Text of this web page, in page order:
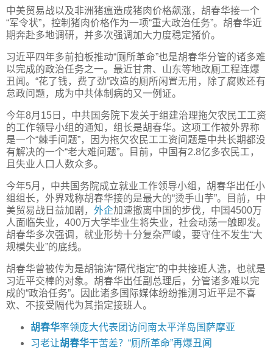
中美贸易战以及非洲猪瘟造成猪肉价格飙涨，胡春华接一个
“军令状”，控制猪肉价格作为一项“重大政治任务”。胡春华近
期奔赴多地调研，并多次强调加大力度稳定猪价。
习近平四年多前拍板推动“厕所革命”也是胡春华分管的诸多难
以完成的政治任务之一。最近甘肃、山东等地改厕工程连爆
丑闻。“花了钱，费了劲”改造的厕所闲置无用，除了腐败还有
怠政问题，成为中共体制病的又一例证。
今年8月15日，中共国务院下发关于组建治理拖欠农民工工资
的工作领导小组的通知，组长是胡春华。这项工作被外界称
是一个“棘手问题”，因为拖欠农民工工资问题是中共长期都没
有解决的一个“老大难问题”。目前，中国有2.8亿多农民工，
且失业人口人数众多。
今年5月，中共国务院成立就业工作领导小组，胡春华出任小
组组长，外界戏称胡春华接的是最大的“烫手山芋”。目前，中
美贸易战日益加剧， 外企加速撤离中国的步伐，中国4500万
人面临失业，400万大学毕业生将失业，社会动荡一触即发。
胡春华多次强调，就业形势十分复杂严峻，要守住不发生“大
规模失业”的底线。
胡春华曾被传为是胡锦涛“隔代指定”的中共接班人选，也就是
习近平交棒的对象。胡春华出任副总理后，分管诸多难以完
成的“政治任务”。因此诸多国际媒体纷纷推测习近平是不喜
欢、不接受隔代为其指定接班人。
胡春华率领庞大代表团访问南太平洋岛国萨摩亚
习老让胡春华干苦差？“厕所革命”再爆丑闻